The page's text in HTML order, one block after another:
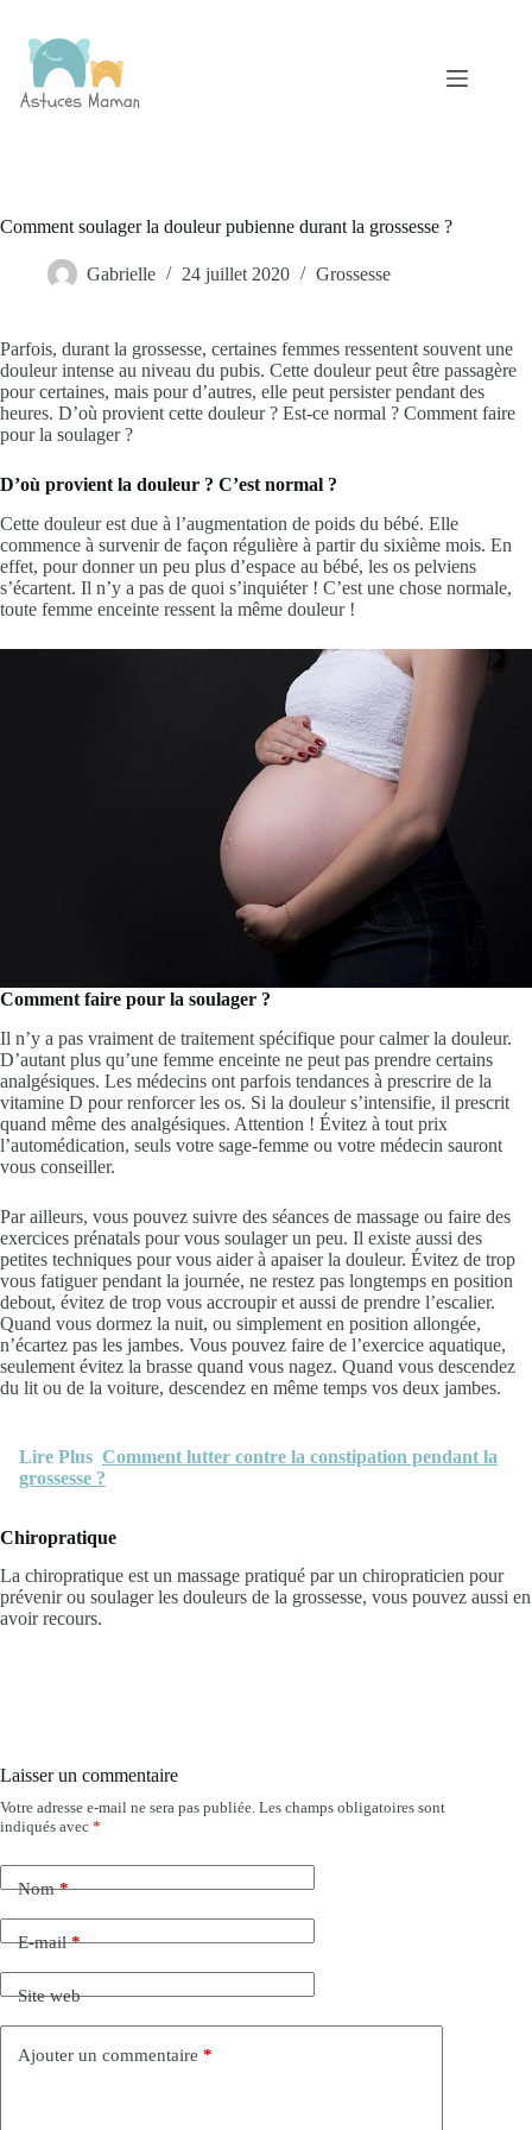
contenu
Comment soulager la douleur pubienne durant la grossesse ?
Gabrielle 24 juillet 2020 Grossesse
Parfois, durant la grossesse, certaines femmes ressentent souvent une
douleur intense au niveau du pubis. Cette douleur peut être passagère
pour certaines, mais pour d’autres, elle peut persister pendant des
heures. D’où provient cette douleur ? Est-ce normal ? Comment faire
pour la soulager ?
D’où provient la douleur ? C’est normal ?
Cette douleur est due à l’augmentation de poids du bébé. Elle
commence à survenir de façon régulière à partir du sixième mois. En
effet, pour donner un peu plus d’espace au bébé, les os pelviens
s’écartent. Il n’y a pas de quoi s’inquiéter ! C’est une chose normale,
toute femme enceinte ressent la même douleur !
Comment faire pour la soulager ?
Il n’y a pas vraiment de traitement spécifique pour calmer la douleur.
D’autant plus qu’une femme enceinte ne peut pas prendre certains
analgésiques. Les médecins ont parfois tendances à prescrire de la
vitamine D pour renforcer les os. Si la douleur s’intensifie, il prescrit
quand même des analgésiques. Attention ! Évitez à tout prix
l’automédication, seuls votre sage-femme ou votre médecin sauront
vous conseiller.
Par ailleurs, vous pouvez suivre des séances de massage ou faire des
exercices prénatals pour vous soulager un peu. Il existe aussi des
petites techniques pour vous aider à apaiser la douleur. Évitez de trop
vous fatiguer pendant la journée, ne restez pas longtemps en position
debout, évitez de trop vous accroupir et aussi de prendre l’escalier.
Quand vous dormez la nuit, ou simplement en position allongée,
n’écartez pas les jambes. Vous pouvez faire de l’exercice aquatique,
seulement évitez la brasse quand vous nagez. Quand vous descendez
du lit ou de la voiture, descendez en même temps vos deux jambes.
Lire Plus Comment lutter contre la constipation pendant la
grossesse ?
Chiropratique
La chiropratique est un massage pratiqué par un chiropraticien pour
prévenir ou soulager les douleurs de la grossesse, vous pouvez aussi en
avoir recours.
Laisser un commentaire
Votre adresse e-mail ne sera pas publiée. Les champs obligatoires sont
indiqués avec *
Nom*
E-mail*
Site web
Ajouter un commentaire *